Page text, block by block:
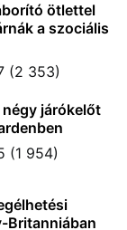
ötlettel
a szociális
(2 353)
járókelőt
(1 954)
Britanniában